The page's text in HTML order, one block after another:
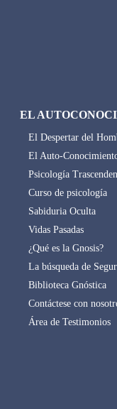
EL
El Despertar del
El Auto-
Psicología
Curso de psicología
Sabiduria Oculta
Vidas Pasadas
¿Qué es la Gnosis?
La búsqueda de
Biblioteca Gnóstica
Contáctese con
Área de Testimonios